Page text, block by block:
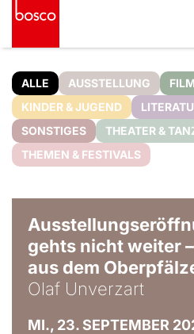
ALLE AUSSTELLUNG FILM
KINDER & JUGEND
SONSTIGES
THEATER &
THEMEN & FESTIVALS
gehts nicht weiter
aus dem
Olaf Unverzart
MI., 23. SEPTEMBER